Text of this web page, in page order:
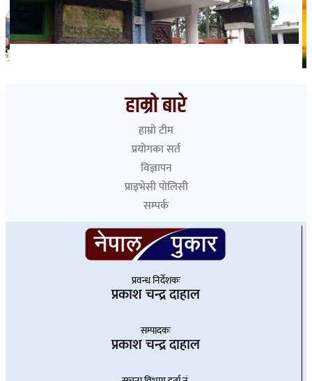
हाम्रो बारे
हाम्रो टीम
प्रयोगका सर्त
विज्ञापन
प्राइभेसी पोलिसी
सम्पर्क
प्रवन्ध निर्देशकः
प्रकाश चन्द्र दाहाल
सम्पादकः
प्रकाश चन्द्र दाहाल